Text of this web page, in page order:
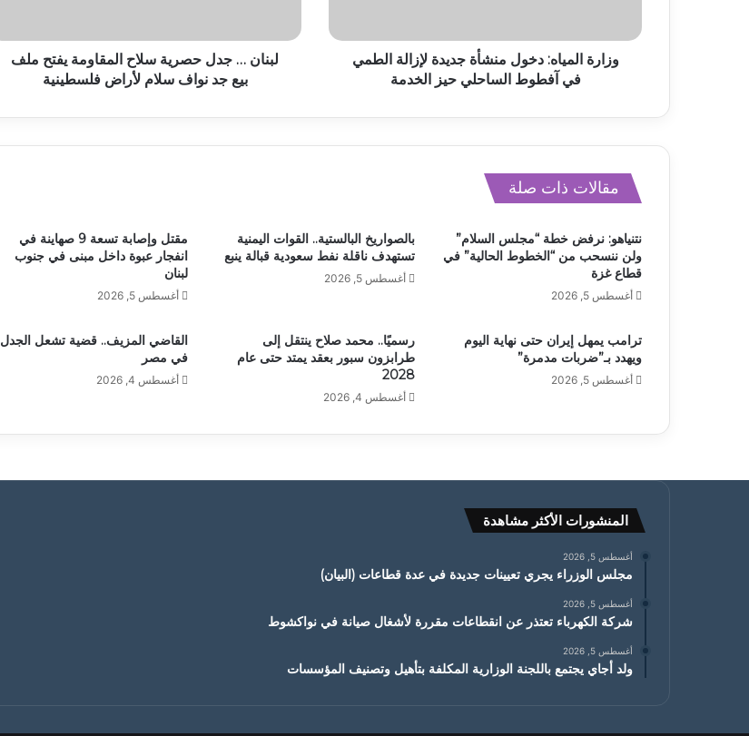
وزارة المياه: دخول منشأة جديدة لإزالة الطمي
في آفطوط الساحلي حيز الخدمة
لبنان … جدل حصرية سلاح المقاومة يفتح ملف
بيع جد نواف سلام لأراض فلسطينية
مقالات ذات صلة
نتنياهو: نرفض خطة “مجلس السلام”
ولن ننسحب من “الخطوط الحالية” في
قطاع غزة
أغسطس 5, 2026
بالصواريخ البالستية.. القوات اليمنية
تستهدف ناقلة نفط سعودية قبالة ينبع
أغسطس 5, 2026
مقتل وإصابة تسعة 9 صهاينة في
انفجار عبوة داخل مبنى في جنوب
لبنان
أغسطس 5, 2026
ترامب يمهل إيران حتى نهاية اليوم
ويهدد بـ”ضربات مدمرة”
أغسطس 5, 2026
رسميًا.. محمد صلاح ينتقل إلى
طرابزون سبور بعقد يمتد حتى عام
2028
أغسطس 4, 2026
القاضي المزيف.. قضية تشعل الجدل
في مصر
أغسطس 4, 2026
المنشورات الأكثر مشاهدة
أغسطس 5, 2026
مجلس الوزراء يجري تعيينات جديدة في عدة قطاعات (البيان)
أغسطس 5, 2026
شركة الكهرباء تعتذر عن انقطاعات مقررة لأشغال صيانة في نواكشوط
أغسطس 5, 2026
ولد أجاي يجتمع باللجنة الوزارية المكلفة بتأهيل وتصنيف المؤسسات